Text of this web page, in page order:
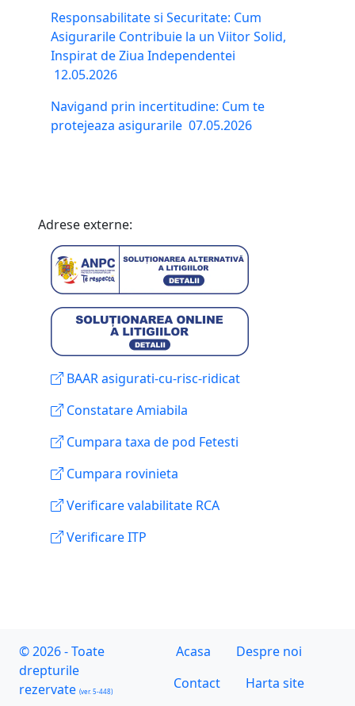
Responsabilitate si Securitate: Cum
Asigurarile Contribuie la un Viitor Solid,
Inspirat de Ziua Independentei
12.05.2026
Navigand prin incertitudine: Cum te
protejeaza asigurarile 07.05.2026
Adrese externe:
BAAR asigurati-cu-risc-ridicat
Constatare Amiabila
Cumpara taxa de pod Fetesti
Cumpara rovinieta
Verificare valabilitate RCA
Verificare ITP
© 2026 - Toate
drepturile
rezervate (ver. 5-448)
Acasa
Despre noi
Contact
Harta site